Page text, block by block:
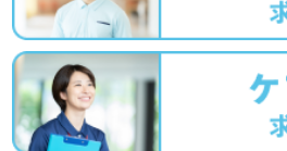
あり！＞"転職支援"のプロと一緒に
せお待ちしております。